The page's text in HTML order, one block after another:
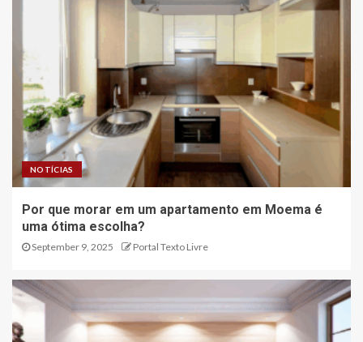
NOTÍCIAS
Por que morar em um apartamento em Moema é
uma ótima escolha?
September 9, 2025 Portal Texto Livre